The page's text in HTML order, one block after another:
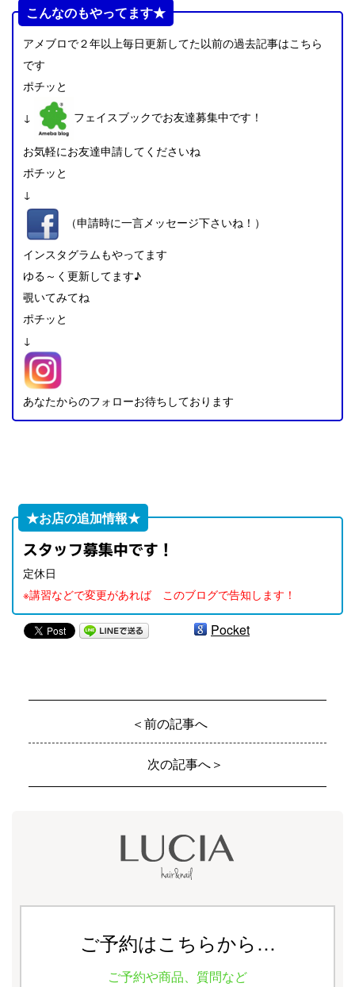
こんなのもやってます★
アメブロで２年以上毎日更新してた以前の過去記事はこちら
です
ポチッと
↓
フェイスブックでお友達募集中です！
お気軽にお友達申請してくださいね
ポチッと
↓
（申請時に一言メッセージ下さいね！）
インスタグラムもやってます
ゆる～く更新してます♪
覗いてみてね
ポチッと
↓
あなたからのフォローお待ちしております
★お店の追加情報★
スタッフ募集中です！
定休日
※講習などで変更があれば このブログで告知します！
Pocket
＜前の記事へ
次の記事へ＞
ご予約はこちらから…
ご予約や商品、質問など